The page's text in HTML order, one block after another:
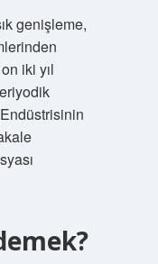
genişleme,
iki yıl